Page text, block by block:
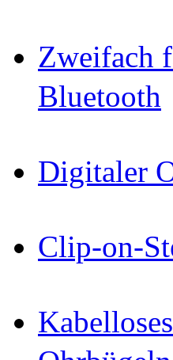
Zweifach
Bluetooth
Digitaler
Clip-on-